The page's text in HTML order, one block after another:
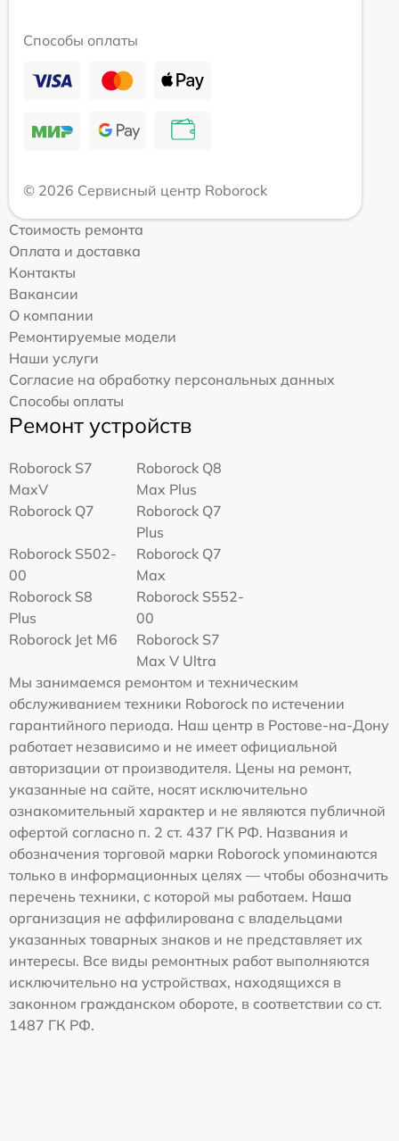
Способы оплаты
© 2026 Сервисный центр Roborock
Стоимость ремонта
Оплата и доставка
Контакты
Вакансии
О компании
Ремонтируемые модели
Наши услуги
Согласие на обработку персональных данных
Способы оплаты
Ремонт устройств
Roborock S7
MaxV
Roborock Q8
Max Plus
Roborock Q7
Roborock Q7
Plus
Roborock S502-
00
Roborock Q7
Max
Roborock S8
Plus
Roborock S552-
00
Roborock Jet M6
Roborock S7
Max V Ultra
Мы занимаемся ремонтом и техническим
обслуживанием техники Roborock по истечении
гарантийного периода. Наш центр в Ростове-на-Дону
работает независимо и не имеет официальной
авторизации от производителя. Цены на ремонт,
указанные на сайте, носят исключительно
ознакомительный характер и не являются публичной
офертой согласно п. 2 ст. 437 ГК РФ. Названия и
обозначения торговой марки Roborock упоминаются
только в информационных целях — чтобы обозначить
перечень техники, с которой мы работаем. Наша
организация не аффилирована с владельцами
указанных товарных знаков и не представляет их
интересы. Все виды ремонтных работ выполняются
исключительно на устройствах, находящихся в
законном гражданском обороте, в соответствии со ст.
1487 ГК РФ.